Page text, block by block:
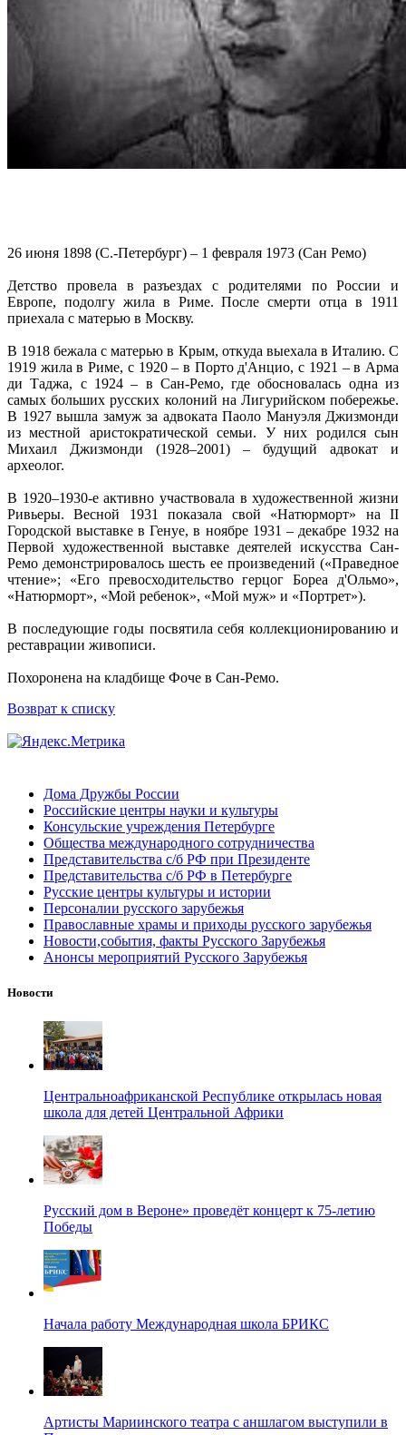
26 июня 1898 (С.-Петербург) – 1 февраля 1973 (Сан Ремо)
Детство провела в разъездах с родителями по России и
Европе, подолгу жила в Риме. После смерти отца в 1911
приехала с матерью в Москву.
В 1918 бежала с матерью в Крым, откуда выехала в Италию. С
1919 жила в Риме, с 1920 – в Порто д'Анцио, с 1921 – в Арма
ди Таджа, с 1924 – в Сан-Ремо, где обосновалась одна из
самых больших русских колоний на Лигурийском побережье.
В 1927 вышла замуж за адвоката Паоло Мануэля Джизмонди
из местной аристократической семьи. У них родился сын
Михаил Джизмонди (1928–2001) – будущий адвокат и
археолог.
В 1920–1930-е активно участвовала в художественной жизни
Ривьеры. Весной 1931 показала свой «Натюрморт» на II
Городской выставке в Генуе, в ноябре 1931 – декабре 1932 на
Первой художественной выставке деятелей искусства Сан-
Ремо демонстрировалось шесть ее произведений («Праведное
чтение»; «Его превосходительство герцог Бореа д'Ольмо»,
«Натюрморт», «Мой ребенок», «Мой муж» и «Портрет»).
В последующие годы посвятила себя коллекционированию и
реставрации живописи.
Похоронена на кладбище Фоче в Сан-Ремо.
Возврат к списку
Дома Дружбы России
Российские центры науки и культуры
Консульские учреждения Петербурге
Общества международного сотрудничества
Представительства с/б РФ при Президенте
Представительства с/б РФ в Петербурге
Русские центры культуры и истории
Персоналии русского зарубежья
Православные храмы и приходы русского зарубежья
Новости,события, факты Русского Зарубежья
Анонсы мероприятий Русского Зарубежья
Новости
Центральноафриканской Республике открылась новая
школа для детей Центральной Африки
Русский дом в Вероне» проведёт концерт к 75-летию
Победы
Начала работу Международная школа БРИКС
Артисты Мариинского театра с аншлагом выступили в